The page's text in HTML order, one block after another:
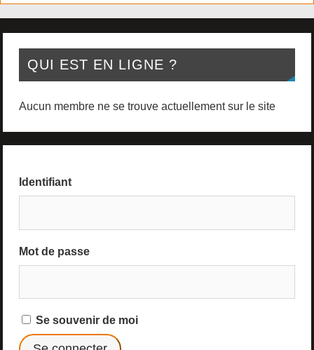
QUI EST EN LIGNE ?
Aucun membre ne se trouve actuellement sur le site
Identifiant
Mot de passe
Se souvenir de moi